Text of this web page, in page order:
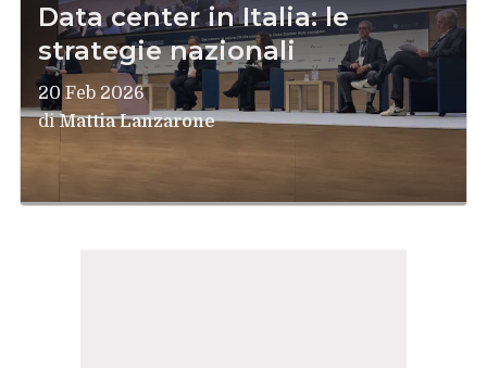
Data center in Italia: le
strategie nazionali
20 Feb 2026
diMattia Lanzarone